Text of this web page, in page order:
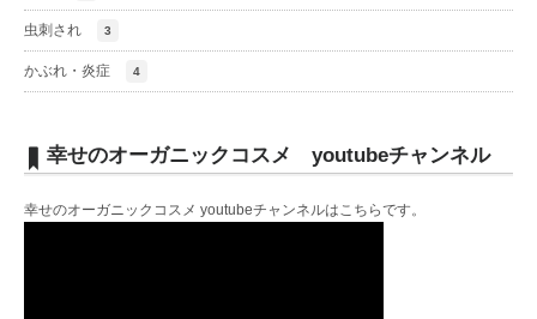
虫刺され 3
かぶれ・炎症 4
幸せのオーガニックコスメ youtubeチャンネル
幸せのオーガニックコスメ youtubeチャンネルはこちらです。